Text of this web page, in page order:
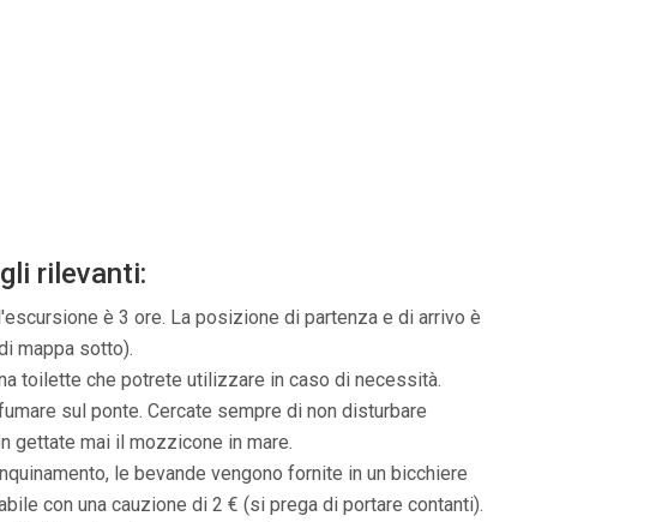
rilevanti:
è 3 ore. La posizione di partenza e di arrivo è
mappa sotto).
toilette che potrete utilizzare in caso di necessità.
sul ponte. Cercate sempre di non disturbare
gettate mai il mozzicone in mare.
le bevande vengono fornite in un bicchiere
con una cauzione di 2 € (si prega di portare contanti).